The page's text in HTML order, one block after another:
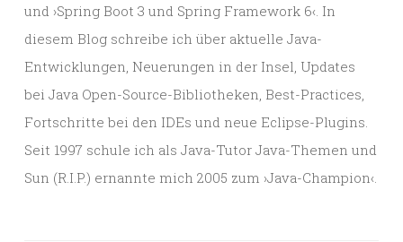
und ›Spring Boot 3 und Spring Framework 6‹. In
diesem Blog schreibe ich über aktuelle Java-
Entwicklungen, Neuerungen in der Insel, Updates
bei Java Open-Source-Bibliotheken, Best-Practices,
Fortschritte bei den IDEs und neue Eclipse-Plugins.
Seit 1997 schule ich als Java-Tutor Java-Themen und
Sun (R.I.P.) ernannte mich 2005 zum ›Java-Champion‹.